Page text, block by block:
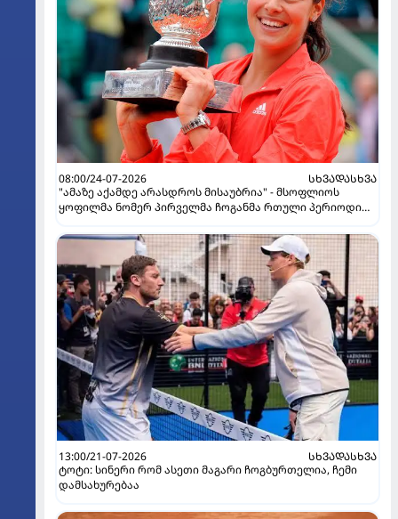
08:00/24-07-2026
ᲡᲮᲕᲐᲓᲐᲡᲮᲕᲐ
"ამაზე აქამდე არასდროს მისაუბრია" - მსოფლიოს
ყოფილმა ნომერ პირველმა ჩოგანმა რთული პერიოდი
13:00/21-07-2026
ᲡᲮᲕᲐᲓᲐᲡᲮᲕᲐ
ტოტი: სინერი რომ ასეთი მაგარი ჩოგბურთელია, ჩემი
დამსახურებაა